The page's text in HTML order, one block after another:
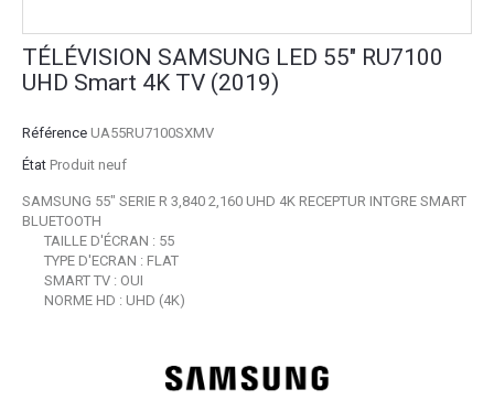
TÉLÉVISION SAMSUNG LED 55" RU7100
UHD Smart 4K TV (2019)
Référence UA55RU7100SXMV
État Produit neuf
SAMSUNG 55" SERIE R 3,840 2,160 UHD 4K RECEPTUR INTGRE SMART
BLUETOOTH
TAILLE D'ÉCRAN : 55
TYPE D'ECRAN : FLAT
SMART TV : OUI
NORME HD : UHD (4K)